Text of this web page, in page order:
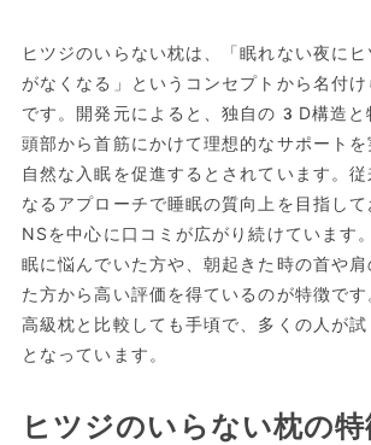
ヒツジのいらない枕は、「眠れない夜に
がなくなる」というコンセプトから名付
です。開発元によると、独自の3D構造と
頭部から首筋にかけて理想的なサポートを
自然な入眠を促進するとされています。
なるアプローチで睡眠の質向上を目指し
NSを中心に口コミが広がり続けています
眠に悩んでいた方や、朝起きた時の首や
た方から高い評価を得ているのが特徴で
高級枕と比較しても手頃で、多くの人が
となっています。
ヒツジのいらない枕の特